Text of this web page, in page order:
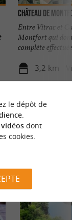
Château de
Entre Vitrac et
Montfort qui
complète
3,2 km -
le dépôt de
.
vidéosdont
cookies.